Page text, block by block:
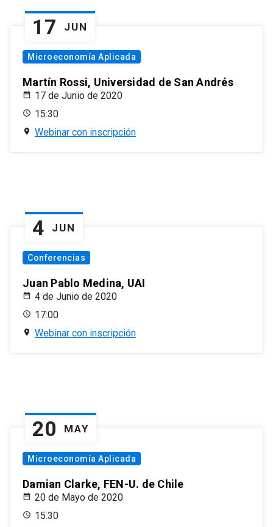
17 JUN
Microeconomía Aplicada
Martín Rossi, Universidad de San Andrés
17 de Junio de 2020
15:30
Webinar con inscripción
4 JUN
Conferencias
Juan Pablo Medina, UAI
4 de Junio de 2020
17:00
Webinar con inscripción
20 MAY
Microeconomía Aplicada
Damian Clarke, FEN-U. de Chile
20 de Mayo de 2020
15:30